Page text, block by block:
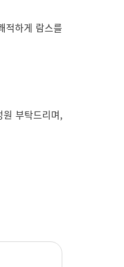
적하게 람스를
부탁드리며,